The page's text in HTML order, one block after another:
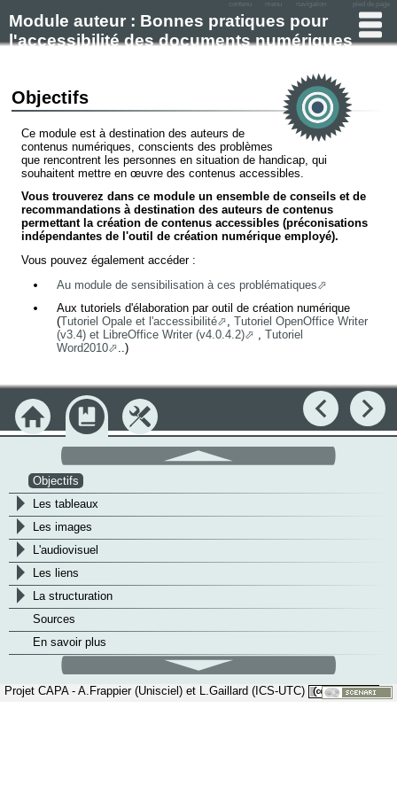
Module auteur : Bonnes pratiques pour
l'accessibilité des documents numériques
contenu menu navigation pied de page
Objectifs
Ce module est à destination des auteurs de
contenus numériques, conscients des problèmes
que rencontrent les personnes en situation de handicap, qui
souhaitent mettre en œuvre des contenus accessibles.
Vous trouverez dans ce module un ensemble de conseils et de
recommandations à destination des auteurs de contenus
permettant la création de contenus accessibles (préconisations
indépendantes de l'outil de création numérique employé).
Vous pouvez également accéder :
Au module de sensibilisation à ces problématiques
Aux tutoriels d'élaboration par outil de création numérique
(Tutoriel Opale et l'accessibilité ,Tutoriel OpenOffice Writer
(v3.4) et LibreOffice Writer (v4.0.4.2)
,Tutoriel
Word2010
..)
Précédent
Objectifs
Les tableaux
Les images
L'audiovisuel
Les liens
La structuration
Sources
En savoir plus
Accueil Module
Projet CAPA - A.Frappier (Unisciel) et L.Gaillard (ICS-UTC)